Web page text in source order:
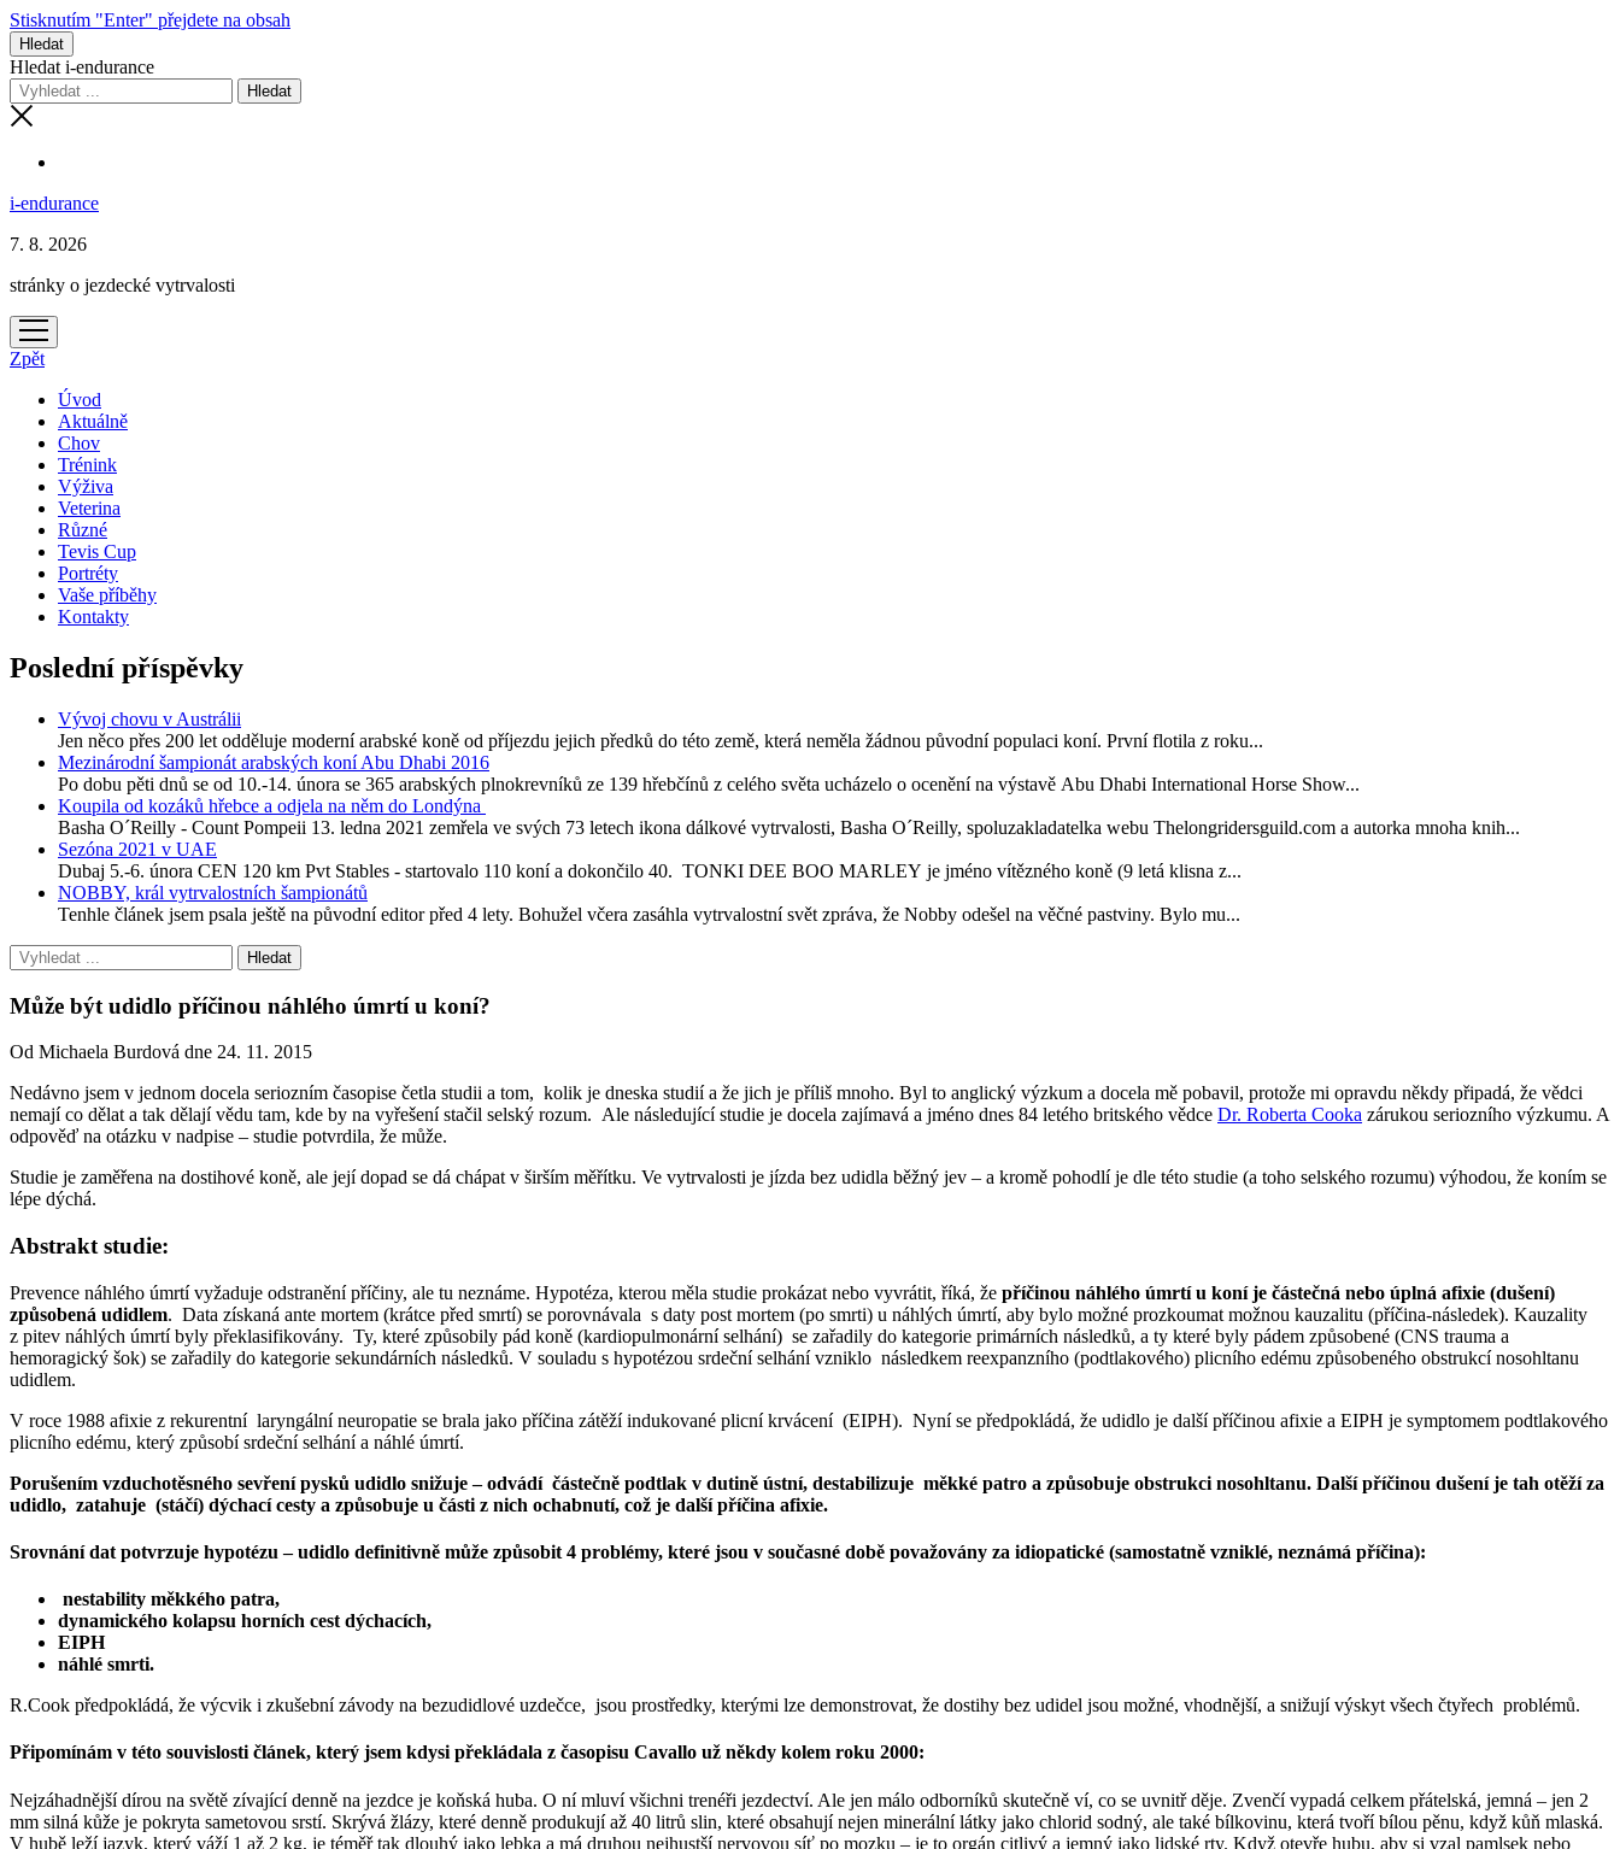
Stisknutím "Enter" přejdete na obsah
Hledat
Hledat i-endurance
i-endurance
7. 8. 2026
stránky o jezdecké vytrvalosti
otevřít
menu
Zpět
Úvod
Aktuálně
Chov
Trénink
Výživa
Veterina
Různé
Tevis Cup
Portréty
Vaše příběhy
Kontakty
Poslední příspěvky
Vývoj chovu v Austrálii
Jen něco přes 200 let odděluje moderní arabské koně od příjezdu jejich předků do této země, která neměla žádnou původní populaci koní. První flotila z roku...
Mezinárodní šampionát arabských koní Abu Dhabi 2016
Po dobu pěti dnů se od 10.-14. února se 365 arabských plnokrevníků ze 139 hřebčínů z celého světa ucházelo o ocenění na výstavě Abu Dhabi International Horse Show...
Koupila od kozáků hřebce a odjela na něm do Londýna
Basha O´Reilly - Count Pompeii 13. ledna 2021 zemřela ve svých 73 letech ikona dálkové vytrvalosti, Basha O´Reilly, spoluzakladatelka webu Thelongridersguild.com a autorka mnoha knih...
Sezóna 2021 v UAE
Dubaj 5.-6. února CEN 120 km Pvt Stables - startovalo 110 koní a dokončilo 40. TONKI DEE BOO MARLEY je jméno vítězného koně (9 letá klisna z...
NOBBY, král vytrvalostních šampionátů
Tenhle článek jsem psala ještě na původní editor před 4 lety. Bohužel včera zasáhla vytrvalostní svět zpráva, že Nobby odešel na věčné pastviny. Bylo mu...
Může být udidlo příčinou náhlého úmrtí u koní?
Od Michaela Burdová dne 24. 11. 2015
Nedávno jsem v jednom docela seriozním časopise četla studii a tom, kolik je dneska studií a že jich je příliš mnoho. Byl to anglický výzkum a docela mě pobavil, protože mi opravdu někdy připadá, že vědci
nemají co dělat a tak dělají vědu tam, kde by na vyřešení stačil selský rozum. Ale následující studie je docela zajímavá a jméno dnes 84 letého britského vědce Dr. Roberta Cooka zárukou seriozního výzkumu. A
odpověď na otázku v nadpise – studie potvrdila, že může.
Studie je zaměřena na dostihové koně, ale její dopad se dá chápat v širším měřítku. Ve vytrvalosti je jízda bez udidla běžný jev – a kromě pohodlí je dle této studie (a toho selského rozumu) výhodou, že koním se
lépe dýchá.
Abstrakt studie:
Prevence náhlého úmrtí vyžaduje odstranění příčiny, ale tu neznáme. Hypotéza, kterou měla studie prokázat nebo vyvrátit, říká, že příčinou náhlého úmrtí u koní je částečná nebo úplná afixie (dušení)
způsobená udidlem. Data získaná ante mortem (krátce před smrtí) se porovnávala s daty post mortem (po smrti) u náhlých úmrtí, aby bylo možné prozkoumat možnou kauzalitu (příčina-následek). Kauzality
z pitev náhlých úmrtí byly překlasifikovány. Ty, které způsobily pád koně (kardiopulmonární selhání) se zařadily do kategorie primárních následků, a ty které byly pádem způsobené (CNS trauma a
hemoragický šok) se zařadily do kategorie sekundárních následků. V souladu s hypotézou srdeční selhání vzniklo následkem reexpanzního (podtlakového) plicního edému způsobeného obstrukcí nosohltanu
udidlem.
V roce 1988 afixie z rekurentní laryngální neuropatie se brala jako příčina zátěží indukované plicní krvácení (EIPH). Nyní se předpokládá, že udidlo je další příčinou afixie a EIPH je symptomem podtlakového
plicního edému, který způsobí srdeční selhání a náhlé úmrtí.
Porušením vzduchotěsného sevření pysků udidlo snižuje – odvádí částečně podtlak v dutině ústní, destabilizuje měkké patro a způsobuje obstrukci nosohltanu. Další příčinou dušení je tah otěží za
udidlo, zatahuje (stáčí) dýchací cesty a způsobuje u části z nich ochabnutí, což je další příčina afixie.
Srovnání dat potvrzuje hypotézu – udidlo definitivně může způsobit 4 problémy, které jsou v současné době považovány za idiopatické (samostatně vzniklé, neznámá příčina):
nestability měkkého patra,
dynamického kolapsu horních cest dýchacích,
EIPH
náhlé smrti.
R.Cook předpokládá, že výcvik i zkušební závody na bezudidlové uzdečce, jsou prostředky, kterými lze demonstrovat, že dostihy bez udidel jsou možné, vhodnější, a snižují výskyt všech čtyřech problémů.
Připomínám v této souvislosti článek, který jsem kdysi překládala z časopisu Cavallo už někdy kolem roku 2000:
Nejzáhadnější dírou na světě zívající denně na jezdce je koňská huba. O ní mluví všichni trenéři jezdectví. Ale jen málo odborníků skutečně ví, co se uvnitř děje. Zvenčí vypadá celkem přátelská, jemná – jen 2
mm silná kůže je pokryta sametovou srstí. Skrývá žlázy, které denně produkují až 40 litrů slin, které obsahují nejen minerální látky jako chlorid sodný, ale také bílkovinu, která tvoří bílou pěnu, když kůň mlaská.
V hubě leží jazyk, který váží 1 až 2 kg, je téměř tak dlouhý jako lebka a má druhou nejhustší nervovou síť po mozku – je to orgán citlivý a jemný jako lidské rty. Když otevře hubu, aby si vzal pamlsek nebo